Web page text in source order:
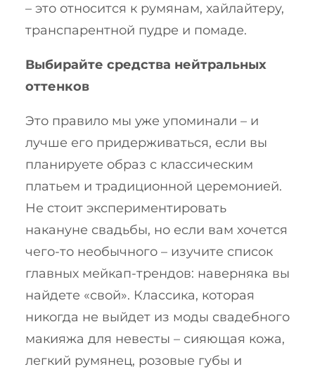
– это относится к румянам, хайлайтеру,
транспарентной пудре и помаде.
Выбирайте средства нейтральных
оттенков
Это правило мы уже упоминали – и
лучше его придерживаться, если вы
планируете образ с классическим
платьем и традиционной церемонией.
Не стоит экспериментировать
накануне свадьбы, но если вам хочется
чего-то необычного – изучите список
главных мейкап-трендов: наверняка вы
найдете «свой». Классика, которая
никогда не выйдет из моды свадебного
макияжа для невесты – сияющая кожа,
легкий румянец, розовые губы и